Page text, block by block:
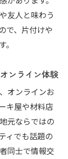
友人と味わう
で、片付けや
ンライン体験
オンラインお
キ屋や材料店
元ならではの
ィでも話題の
同士で情報交